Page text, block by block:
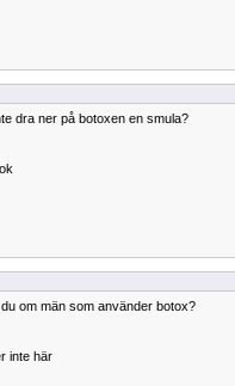
dra ner på botoxen en smula?
om män som använder botox?
inte här